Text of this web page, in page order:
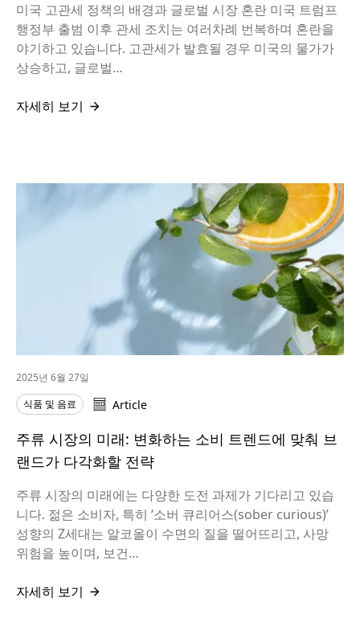
미국 고관세 정책의 배경과 글로벌 시장 혼란 미국 트럼프
행정부 출범 이후 관세 조치는 여러차례 번복하며 혼란을
야기하고 있습니다. 고관세가 발효될 경우 미국의 물가가
상승하고, 글로벌…
자세히 보기
2025년 6월 27일
식품 및 음료
Article
주류 시장의 미래: 변화하는 소비 트렌드에 맞춰 브
랜드가 다각화할 전략
주류 시장의 미래에는 다양한 도전 과제가 기다리고 있습
니다. 젊은 소비자, 특히 ‘소버 큐리어스(sober curious)’
성향의 Z세대는 알코올이 수면의 질을 떨어뜨리고, 사망
위험을 높이며, 보건…
자세히 보기